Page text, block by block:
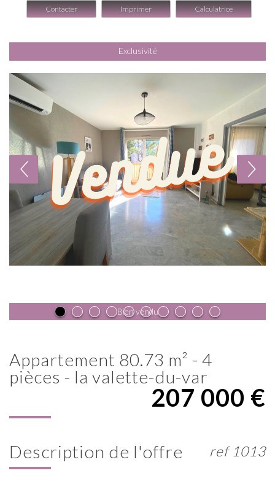
Contacter Imprimer Calculatrice
Bien vendu
Exclusivité
appartement 80.73 m² - 4
pièces - la valette-du-var
207 000 €
description de l'offre ref 1013